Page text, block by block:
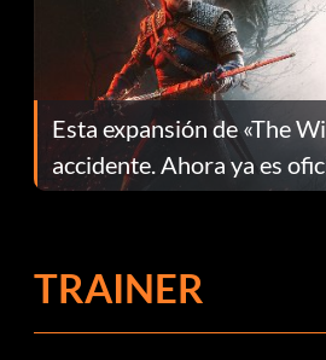
Esta expansión de «The
accidente. Ahora ya es
TRAINER